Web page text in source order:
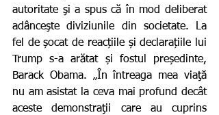
autoritate şi a spus că în mod deliberat
adânceşte diviziunile din societate. La
fel de șocat de reacțiile și declarațiile lui
Trump s-a arătat și fostul președinte,
Barack Obama. „În întreaga mea viaţă
nu am asistat la ceva mai profund decât
aceste demonstraţii care au cuprins